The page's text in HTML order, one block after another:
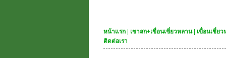
หน้าแรก เขาสก+เขื่อนเชี่ยวหลาน| เขื่อนเชี่ย
ติดต่อเรา